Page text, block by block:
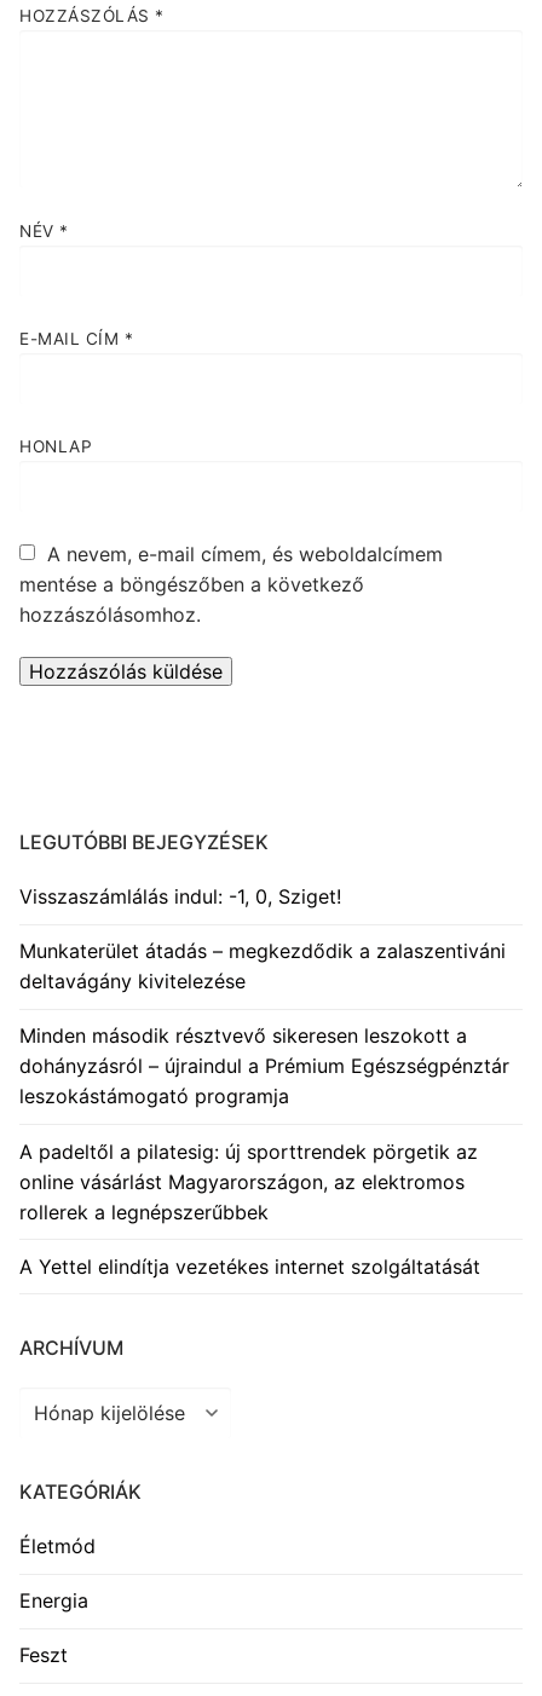
HOZZÁSZÓLÁS *
NÉV *
E-MAIL CÍM *
HONLAP
A nevem, e-mail címem, és weboldalcímem
mentése a böngészőben a következő
hozzászólásomhoz.
LEGUTÓBBI BEJEGYZÉSEK
Visszaszámlálás indul: -1, 0, Sziget!
Munkaterület átadás – megkezdődik a zalaszentiváni
deltavágány kivitelezése
Minden második résztvevő sikeresen leszokott a
dohányzásról – újraindul a Prémium Egészségpénztár
leszokástámogató programja
A padeltől a pilatesig: új sporttrendek pörgetik az
online vásárlást Magyarországon, az elektromos
rollerek a legnépszerűbbek
A Yettel elindítja vezetékes internet szolgáltatását
ARCHÍVUM
Archívum
KATEGÓRIÁK
Életmód
Energia
Feszt